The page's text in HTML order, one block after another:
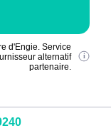
d'Engie. Service
alternatif
partenaire.